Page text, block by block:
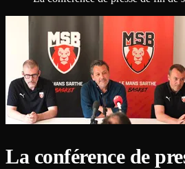
La conférence de